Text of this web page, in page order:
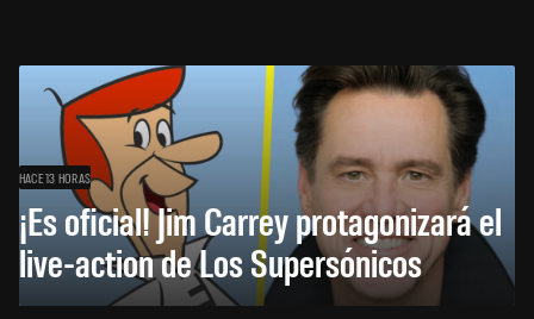
HACE 13 HORAS
¡Es oficial! Jim Carrey protagonizará el
live-action de Los Supersónicos